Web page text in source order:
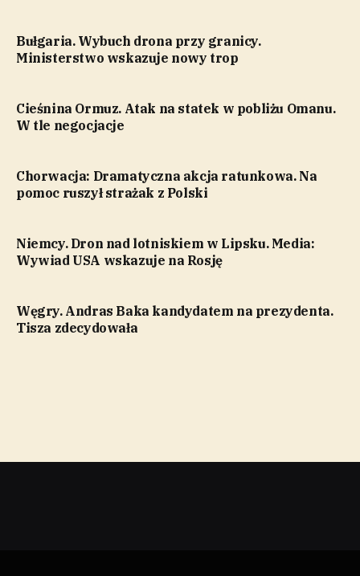
Bułgaria. Wybuch drona przy granicy.
Ministerstwo wskazuje nowy trop
Cieśnina Ormuz. Atak na statek w pobliżu Omanu.
W tle negocjacje
Chorwacja: Dramatyczna akcja ratunkowa. Na
pomoc ruszył strażak z Polski
Niemcy. Dron nad lotniskiem w Lipsku. Media:
Wywiad USA wskazuje na Rosję
Węgry. Andras Baka kandydatem na prezydenta.
Tisza zdecydowała